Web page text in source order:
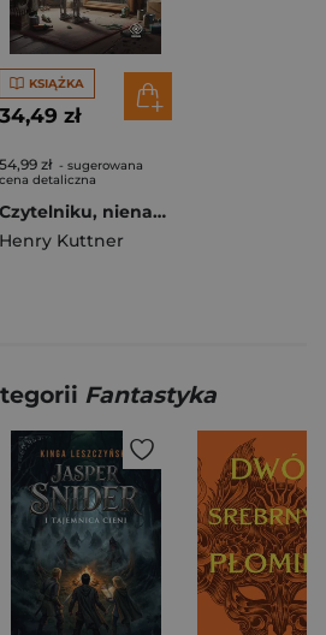
KSIĄŻKA
34,49 zł
54,99 zł - sugerowana
cena detaliczna
Czytelniku, nienawidzę cię! wyd. 2025
Henry Kuttner
Fantastyka